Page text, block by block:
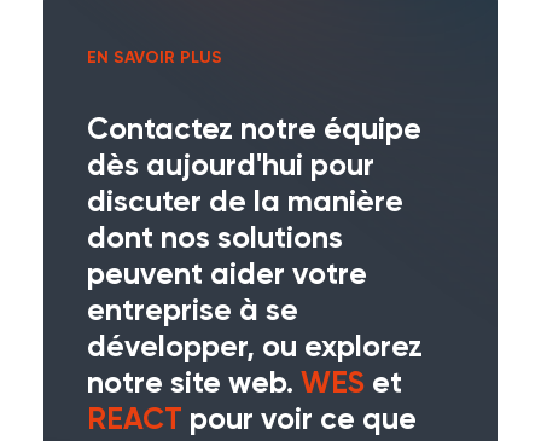
EN SAVOIR PLUS
Contactez notre équipe
dès aujourd'hui pour
discuter de la manière
dont nos solutions
peuvent aider votre
entreprise à se
développer, ou explorez
notre site web. WES et
REACT pour voir ce que